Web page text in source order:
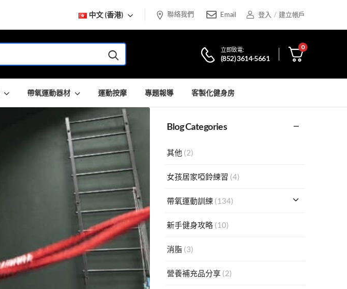
中文 (香港) 聯絡我們 Email 登入 / 建立帳戶
立即致電:
(852) 3614-5661
0
帶氧運動器材 運動按摩 專題報導 客製化健身房
Blog Categories
其他 (2)
女孩居家啞鈴練習 (4)
帶氧運動訓練 (134)
新手健身攻略(10)
消脂 (3)
營養補充品分享 (2)